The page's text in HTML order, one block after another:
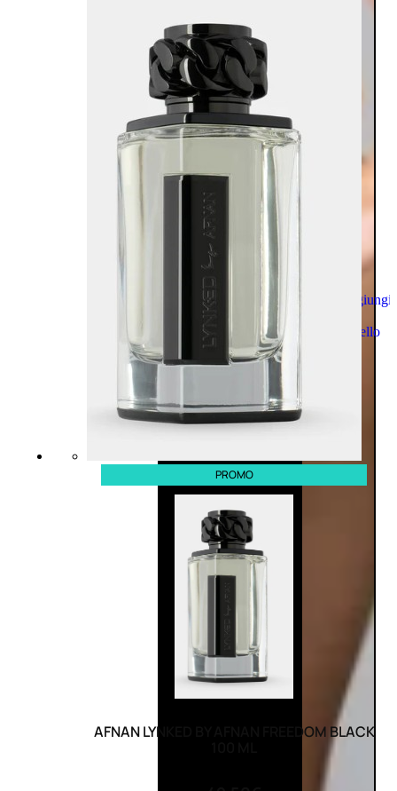
Aggiungi
carrello
PROMO
AFNAN LYNKED BY AFNAN FREEDOM BLACK